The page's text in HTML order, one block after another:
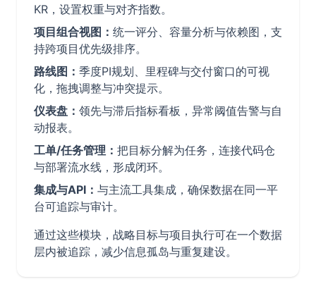
KR，设置权重与对齐指数。
项目组合视图： 统一评分、容量分析与依赖图，支
持跨项目优先级排序。
路线图： 季度PI规划、里程碑与交付窗口的可视
化，拖拽调整与冲突提示。
仪表盘： 领先与滞后指标看板，异常阈值告警与自
动报表。
工单/任务管理： 把目标分解为任务，连接代码仓
与部署流水线，形成闭环。
集成与API： 与主流工具集成，确保数据在同一平
台可追踪与审计。
通过这些模块，战略目标与项目执行可在一个数据
层内被追踪，减少信息孤岛与重复建设。